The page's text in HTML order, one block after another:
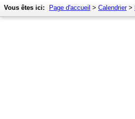
Vous êtes ici: Page d'accueil > Calendrier>